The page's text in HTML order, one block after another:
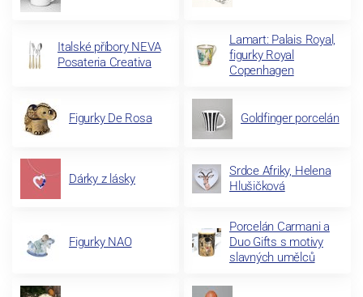
Italské příbory NEVA
Posateria Creativa
Lamart: Palais Royal,
figurky Royal
Copenhagen
Figurky De Rosa Goldfinger porcelán
Dárky z lásky
Srdce Afriky, Helena
Hlušičková
Figurky NAO
Porcelán Carmani a
Duo Gifts s motivy
slavných umělců